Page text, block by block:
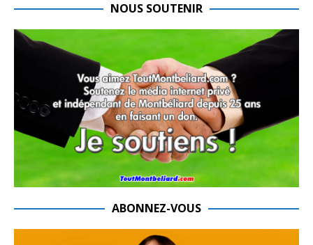
NOUS SOUTENIR
ABONNEZ-VOUS